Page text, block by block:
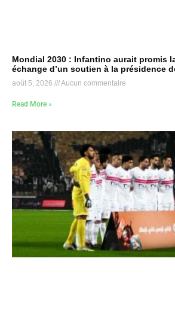
Mondial 2030 : Infantino aurait promis
échange d’un soutien à la présidence
août 5, 2026 Aucun commentaire
Read More »